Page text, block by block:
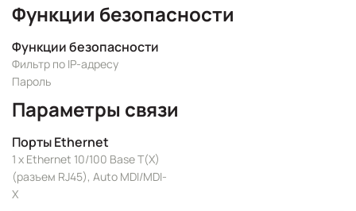
Функции безопасности
Функции безопасности
Фильтр по IP-адресу
Пароль
Параметры связи
Порты Ethernet
1 x Ethernet 10/100 Base T(X)
(разъем RJ45), Auto MDI/MDI-
X